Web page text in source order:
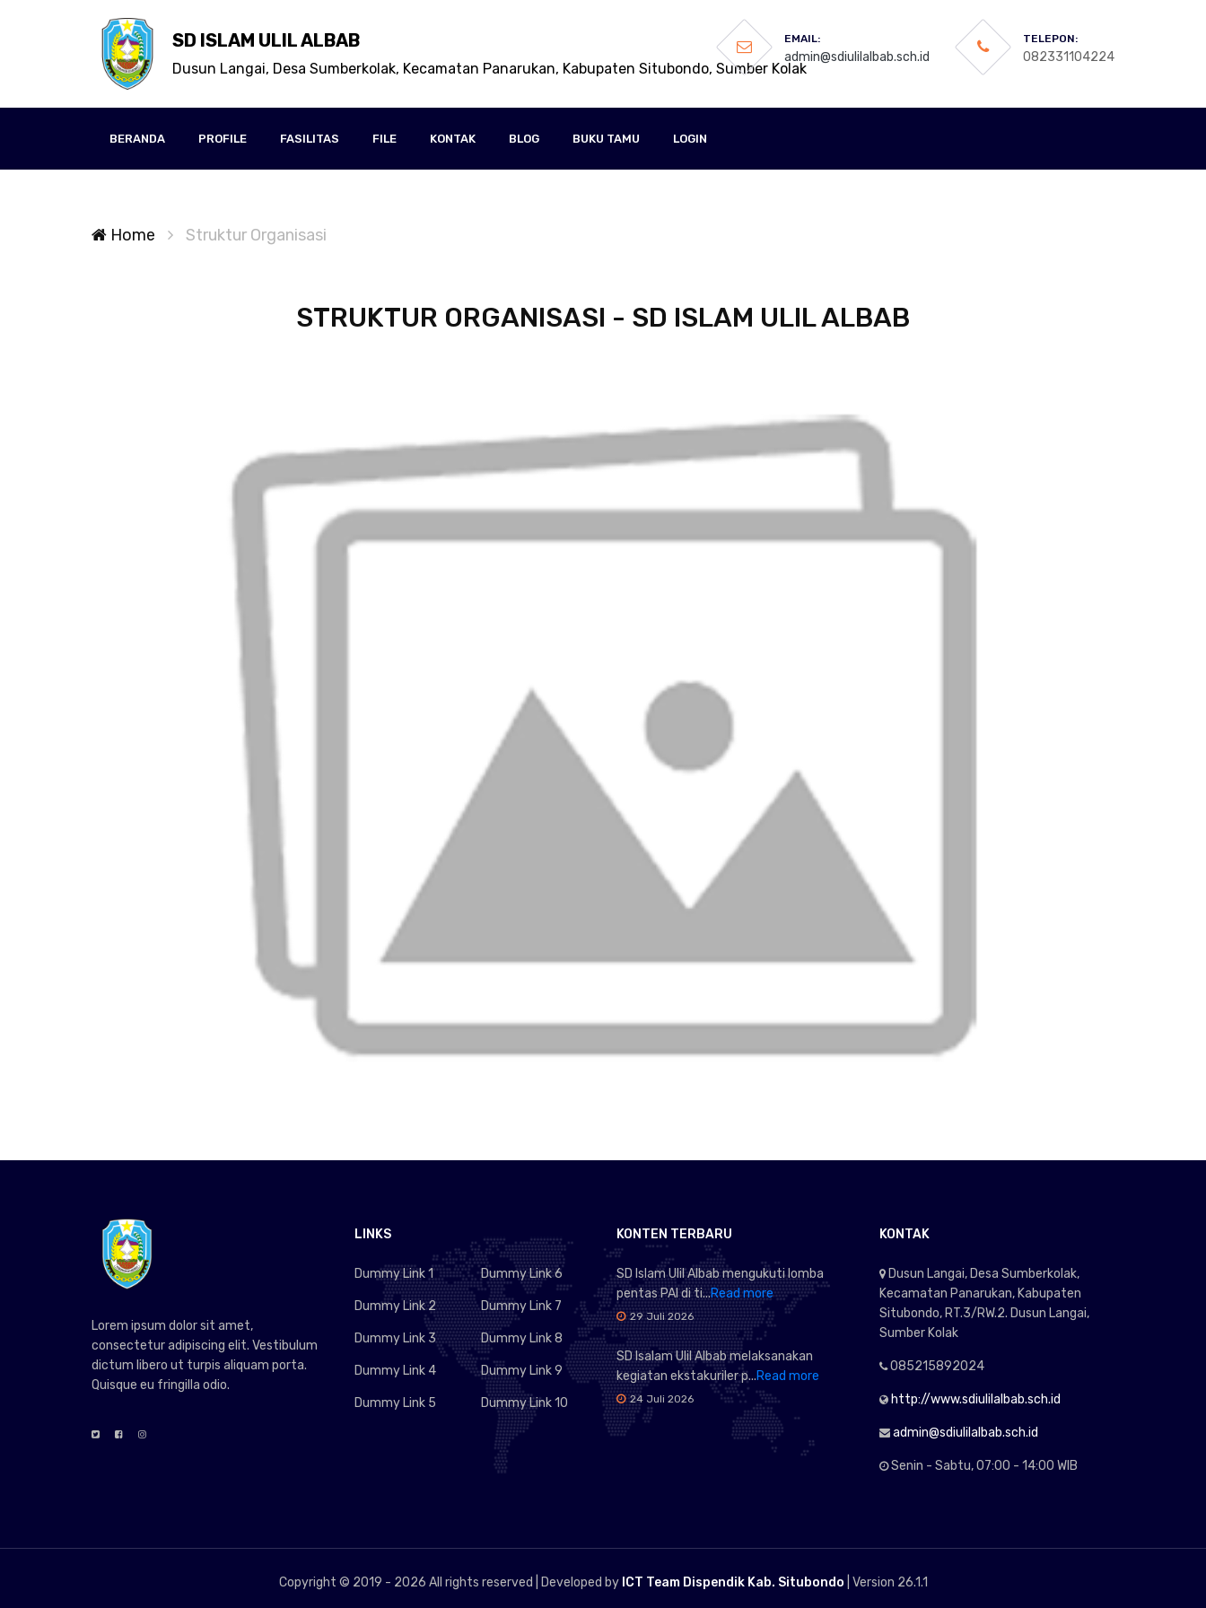
SD ISLAM ULIL ALBAB
Dusun Langai, Desa Sumberkolak, Kecamatan Panarukan, Kabupaten Situbondo, Sumber Kolak
EMAIL:
admin@sdiulilalbab.sch.id
TELEPON:
082331104224
BERANDA PROFILE FASILITAS FILE KONTAK BLOG BUKU TAMU LOGIN
Home Struktur Organisasi
STRUKTUR ORGANISASI - SD ISLAM ULIL ALBAB
Lorem ipsum dolor sit amet,
consectetur adipiscing elit. Vestibulum
dictum libero ut turpis aliquam porta.
Quisque eu fringilla odio.
LINKS
Dummy Link 1
Dummy Link 2
Dummy Link 3
Dummy Link 4
Dummy Link 5
Dummy Link 6
Dummy Link 7
Dummy Link 8
Dummy Link 9
Dummy Link 10
KONTEN TERBARU
SD Islam Ulil Albab mengukuti lomba
pentas PAI di ti...Read more
29 Juli 2026
SD Isalam Ulil Albab melaksanakan
kegiatan ekstakuriler p...Read more
24 Juli 2026
KONTAK
Dusun Langai, Desa Sumberkolak,
Kecamatan Panarukan, Kabupaten
Situbondo, RT.3/RW.2. Dusun Langai,
Sumber Kolak
085215892024
http://www.sdiulilalbab.sch.id
admin@sdiulilalbab.sch.id
Senin - Sabtu, 07:00 - 14:00 WIB
Copyright © 2019 - 2026 All rights reserved | Developed by ICT Team Dispendik Kab. Situbondo | Version 26.1.1